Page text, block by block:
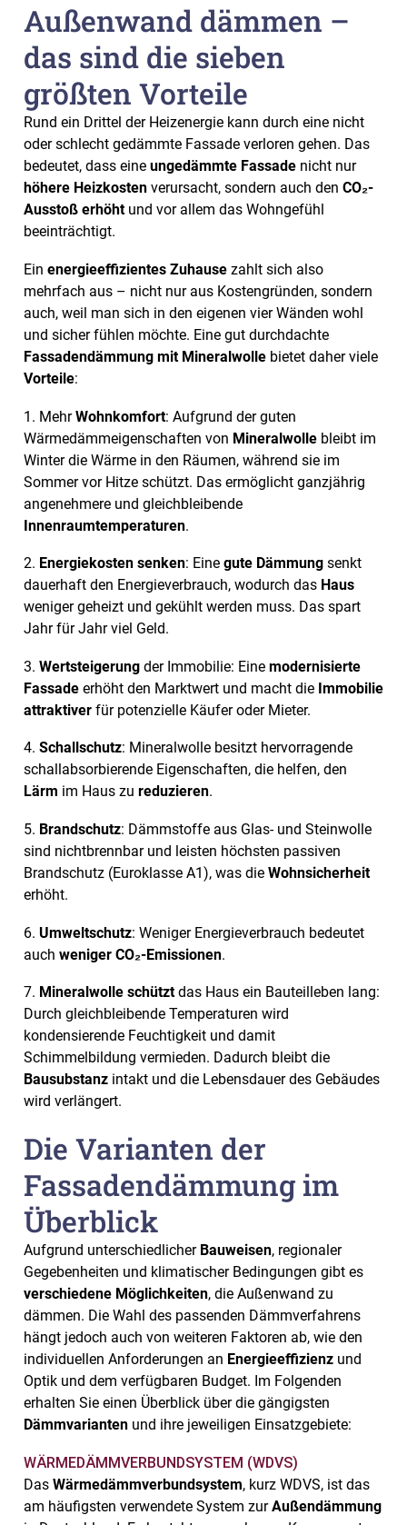
Außenwand dämmen –
das sind die sieben
größten Vorteile
Rund ein Drittel der Heizenergie kann durch eine nicht
oder schlecht gedämmte Fassade verloren gehen. Das
bedeutet, dass eine ungedämmte Fassade nicht nur
höhere Heizkosten verursacht, sondern auch den CO₂-
Ausstoß erhöhtund vor allem das Wohngefühl
beeinträchtigt.
Ein energieeffizientes Zuhause zahlt sich also
mehrfach aus – nicht nur aus Kostengründen, sondern
auch, weil man sich in den eigenen vier Wänden wohl
und sicher fühlen möchte. Eine gut durchdachte
Fassadendämmung mit Mineralwolle bietet daher viele
Vorteile:
1. MehrWohnkomfort: Aufgrund der guten
Wärmedämmeigenschaften von Mineralwolle bleibt im
Winter die Wärme in den Räumen, während sie im
Sommer vor Hitze schützt. Das ermöglicht ganzjährig
angenehmere und gleichbleibende
Innenraumtemperaturen.
2. Energiekosten senken: Eine gute Dämmung senkt
dauerhaft den Energieverbrauch, wodurch das Haus
weniger geheizt und gekühlt werden muss. Das spart
Jahr für Jahr viel Geld.
3. Wertsteigerung der Immobilie: Eine modernisierte
Fassade erhöht den Marktwert und macht die Immobilie
attraktiver für potenzielle Käufer oder Mieter.
4. Schallschutz: Mineralwolle besitzt hervorragende
schallabsorbierende Eigenschaften, die helfen, den
Lärm im Haus zu reduzieren.
5. Brandschutz: Dämmstoffe aus Glas- und Steinwolle
sind nichtbrennbar und leisten höchsten passiven
Brandschutz (Euroklasse A1), was die Wohnsicherheit
erhöht.
6. Umweltschutz: Weniger Energieverbrauch bedeutet
auch weniger CO₂-Emissionen.
7. Mineralwolle schütztdas Haus ein Bauteilleben lang:
Durch gleichbleibende Temperaturen wird
kondensierende Feuchtigkeit und damit
Schimmelbildung vermieden. Dadurch bleibt die
Bausubstanz intakt und die Lebensdauer des Gebäudes
wird verlängert.
Die Varianten der
Fassadendämmung im
Überblick
Aufgrund unterschiedlicher Bauweisen, regionaler
Gegebenheiten und klimatischer Bedingungen gibt es
verschiedene Möglichkeiten, die Außenwand zu
dämmen. Die Wahl des passenden Dämmverfahrens
hängt jedoch auch von weiteren Faktoren ab, wie den
individuellen Anforderungen an Energieeffizienz und
Optik und dem verfügbaren Budget. Im Folgenden
erhalten Sie einen Überblick über die gängigsten
Dämmvarianten und ihre jeweiligen Einsatzgebiete:
WÄRMEDÄMMVERBUNDSYSTEM (WDVS)
Das Wärmedämmverbundsystem, kurz WDVS, ist das
am häufigsten verwendete System zurAußendämmung